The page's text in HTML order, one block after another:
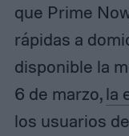
que Prime
rápidas a
disponible la
6 de marzo,la
los usuarios